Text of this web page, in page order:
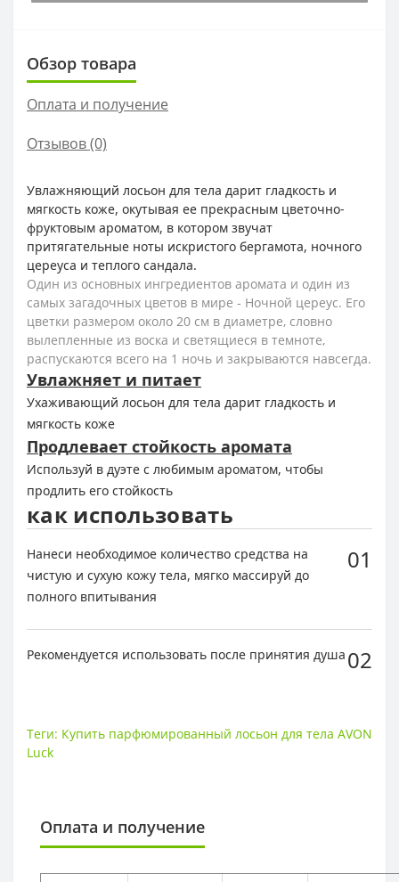
Обзор товара
Оплата и получение
Отзывов (0)
Увлажняющий лосьон для тела дарит гладкость и
мягкость коже, окутывая ее прекрасным цветочно-
фруктовым ароматом, в котором звучат
притягательные ноты искристого бергамота, ночного
цереуса и теплого сандала.
Один из основных ингредиентов аромата и один из
самых загадочных цветов в мире - Ночной цереус. Его
цветки размером около 20 см в диаметре, словно
вылепленные из воска и светящиеся в темноте,
распускаются всего на 1 ночь и закрываются навсегда.
Увлажняет и питает
Ухаживающий лосьон для тела дарит гладкость и
мягкость коже
Продлевает стойкость аромата
Используй в дуэте с любимым ароматом, чтобы
продлить его стойкость
как использовать
Нанеси необходимое количество средства на
чистую и сухую кожу тела, мягко массируй до
полного впитывания
01
Рекомендуется использовать после принятия душа 02
Теги: Купить парфюмированный лосьон для тела AVON
Luck
Оплата и получение